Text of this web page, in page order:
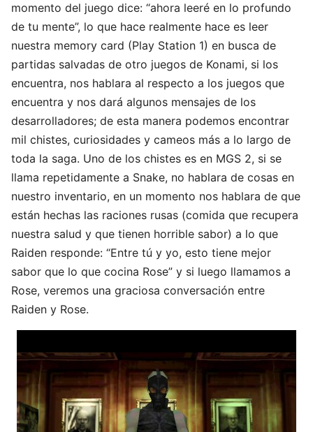
momento del juego dice: “ahora leeré en lo profundo
de tu mente”, lo que hace realmente hace es leer
nuestra memory card (Play Station 1) en busca de
partidas salvadas de otro juegos de Konami, si los
encuentra, nos hablara al respecto a los juegos que
encuentra y nos dará algunos mensajes de los
desarrolladores; de esta manera podemos encontrar
mil chistes, curiosidades y cameos más a lo largo de
toda la saga. Uno de los chistes es en MGS 2, si se
llama repetidamente a Snake, no hablara de cosas en
nuestro inventario, en un momento nos hablara de que
están hechas las raciones rusas (comida que recupera
nuestra salud y que tienen horrible sabor) a lo que
Raiden responde: “Entre tú y yo, esto tiene mejor
sabor que lo que cocina Rose” y si luego llamamos a
Rose, veremos una graciosa conversación entre
Raiden y Rose.